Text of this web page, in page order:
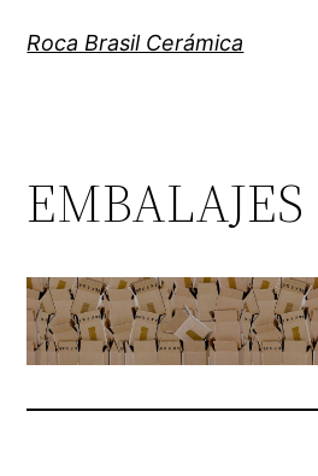
paraRoca Brasil Cerámica
EMBALAJES